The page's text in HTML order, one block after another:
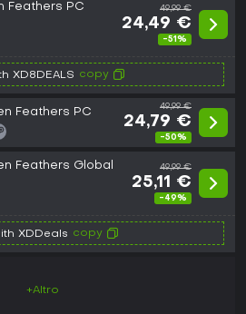
Feathers PC
49,99 €
24,49 €
-51%
XD8DEALS copy
Feathers PC 49,99 €
24,79 €
-50%
Feathers Global
49,99 €
25,11 €
-49%
XDDeals copy
+Altro